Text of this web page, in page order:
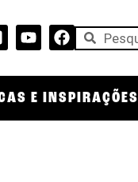
E INSPIRAÇÕES